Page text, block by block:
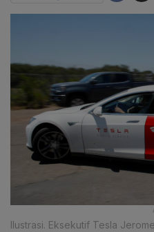
Ilustrasi. Eksekutif Tesla